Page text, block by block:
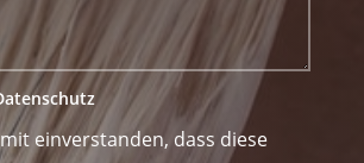
einverstanden, dass diese